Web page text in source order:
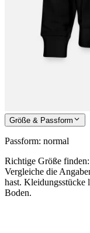
Größe & Passform
Passform: normal
Richtige Größe finden:
Vergleiche die
hast. Kleidungsstücke
Boden.